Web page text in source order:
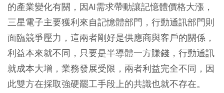
的產業變化有關，因AI需求帶動讓記憶體價格大漲，
三星電子主要獲利來自記憶體部門，行動通訊部門則
面臨競爭壓力，這兩者剛好是供應商與客戶的關係，
利益本來就不同，只要是半導體一方賺錢，行動通訊
就成本大增，業務發展受限，兩者利益完全不同，因
此雙方在採取強硬罷工手段上的共識也就不存在。